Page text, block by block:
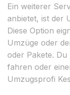
Ein weiterer
anbietet, ist der
Diese Option
Umzüge oder
oder Pakete.
fahren oder
Umzugsprofi